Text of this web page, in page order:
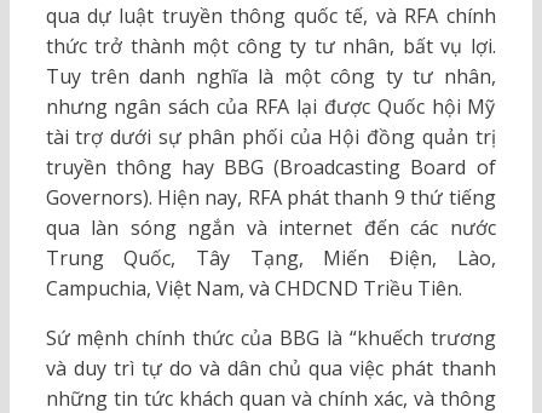
qua dự luật truyền thông quốc tế, và RFA chính
thức trở thành một công ty tư nhân, bất vụ lợi.
Tuy trên danh nghĩa là một công ty tư nhân,
nhưng ngân sách của RFA lại được Quốc hội Mỹ
tài trợ dưới sự phân phối của Hội đồng quản trị
truyền thông hay BBG (Broadcasting Board of
Governors). Hiện nay, RFA phát thanh 9 thứ tiếng
qua làn sóng ngắn và internet đến các nước
Trung Quốc, Tây Tạng, Miến Điện, Lào,
Campuchia, Việt Nam, và CHDCND Triều Tiên.
Sứ mệnh chính thức của BBG là “khuếch trương
và duy trì tự do và dân chủ qua việc phát thanh
những tin tức khách quan và chính xác, và thông